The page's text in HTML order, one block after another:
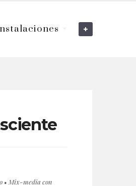
• Mix-media con